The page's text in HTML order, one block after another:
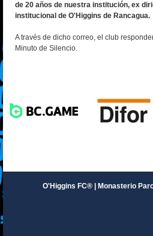
de 20 años de nuestra institución, ex
institucional de O'Higgins de Rancagua.
A través de dicho correo, el club
Minuto de Silencio.
O'Higgins FC® | Monasterio